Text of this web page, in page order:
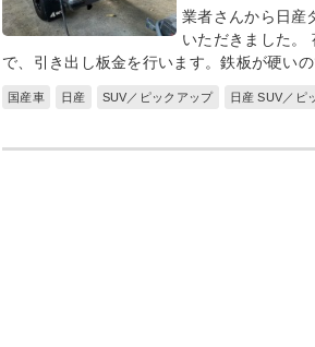
業者さんから日産
いただきました。
で、引き出し板金を行います。鉄板が硬い
国産車 日産 SUV／ピックアップ 日産 SUV／ピ